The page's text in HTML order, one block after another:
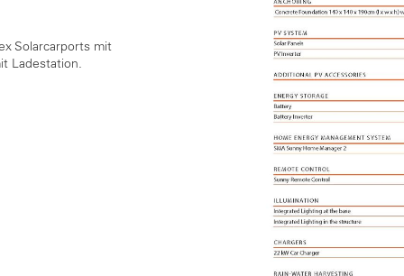
Solarcarports mit
Ladestation.